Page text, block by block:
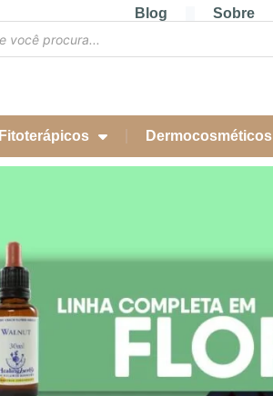
Blog Sobre
Fitoterápicos Dermocosméticos